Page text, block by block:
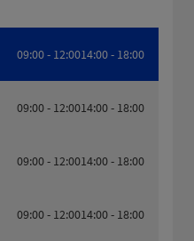
09:00 - 12:0014:00 - 18:00
09:00 - 12:0014:00 - 18:00
09:00 - 12:0014:00 - 18:00
09:00 - 12:0014:00 - 18:00